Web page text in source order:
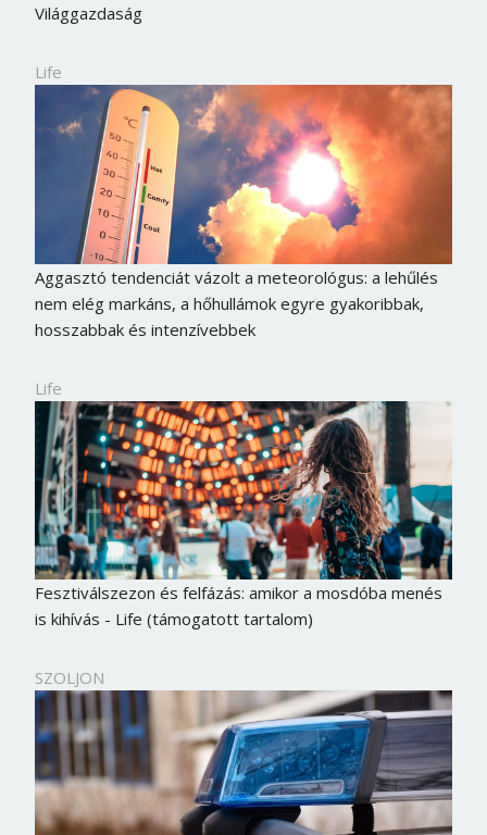
Világgazdaság
Life
Aggasztó tendenciát vázolt a meteorológus: a lehűlés
nem elég markáns, a hőhullámok egyre gyakoribbak,
hosszabbak és intenzívebbek
Life
Fesztiválszezon és felfázás: amikor a mosdóba menés
is kihívás - Life (támogatott tartalom)
SZOLJON